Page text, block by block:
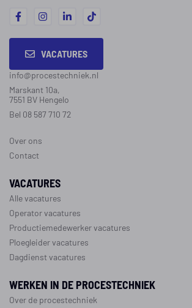
VACATURES
info@procestechniek.nl
Marskant 10a,
7551 BV Hengelo
Bel 08 587 710 72
Over ons
Contact
VACATURES
Alle vacatures
Operator vacatures
Productiemedewerker vacatures
Ploegleider vacatures
Dagdienst vacatures
WERKEN IN DE PROCESTECHNIEK
Over de procestechniek